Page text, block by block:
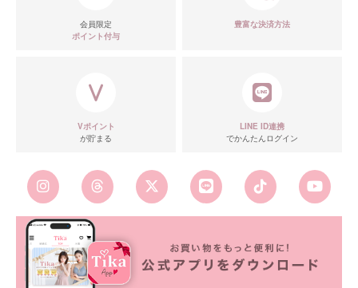
■カラーバリエーション
会員限定
ポイント付与
豊富な決済方法
Vポイント
が貯まる
LINE ID連携
でかんたんログイン